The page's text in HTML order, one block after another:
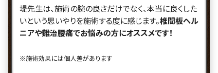
堤先生は、施術の腕の良さだけでなく、本当に良くした
いという思いやりを施術する度に感じます。椎間板ヘル
ニアや難治腰痛でお悩みの方にオススメです！
※施術効果には個人差があります